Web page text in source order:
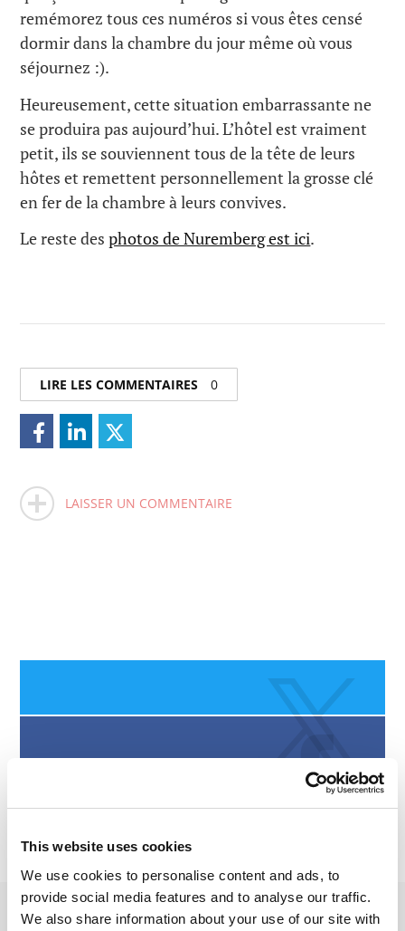
This website uses cookies
We use cookies to personalise content and ads, to
provide social media features and to analyse our traffic.
We also share information about your use of our site with
remémorez tous ces numéros si vous êtes censé
dormir dans la chambre du jour même où vous
séjournez :).
Heureusement, cette situation embarrassante ne
se produira pas aujourd’hui. L’hôtel est vraiment
petit, ils se souviennent tous de la tête de leurs
hôtes et remettent personnellement la grosse clé
en fer de la chambre à leurs convives.
Le reste desphotos de Nuremberg est ici.
LIRE LES COMMENTAIRES 0
LAISSER UN COMMENTAIRE